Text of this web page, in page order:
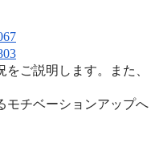
ご説明します。また、
モチベーションアップへ